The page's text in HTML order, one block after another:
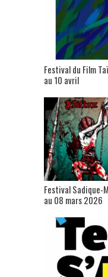
Festival du Film
au 10 avril
Festival Sadique-
au 08 mars 2026